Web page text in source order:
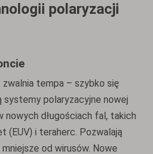
polaryzacji
tempa – szybko się
systemy polaryzacyjne nowej
nowych długościach fal, takich
(EUV) i teraherc. Pozwalają
od wirusów. Nowe